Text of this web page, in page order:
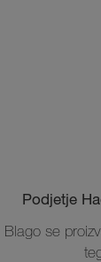
Podjetje
Blago se